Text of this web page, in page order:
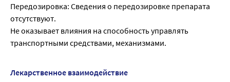
Передозировка: Сведения о передозировке препарата
отсутствуют.
Не оказывает влияния на способность управлять
транспортными средствами, механизмами.
Лекарственное взаимодействие